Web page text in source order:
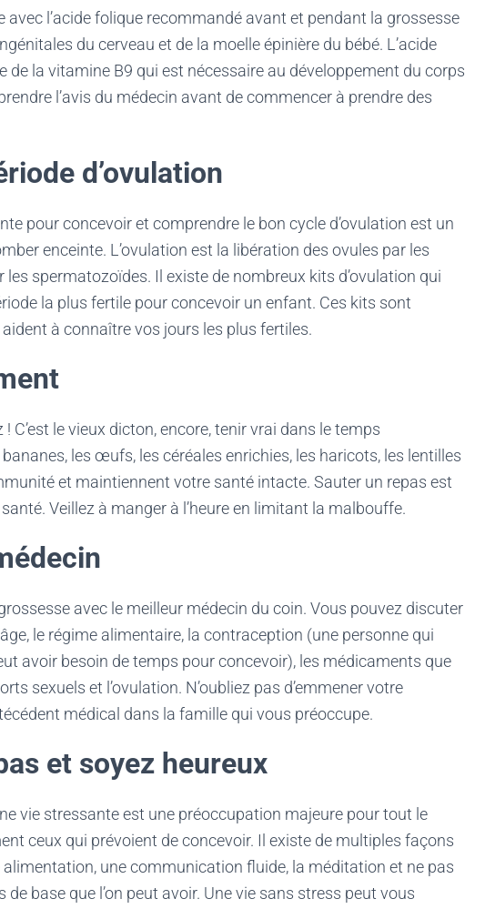
avec l’acide folique recommandé avant et pendant la grossesse
du cerveau et de la moelle épinière du bébé. L’acide
la vitamine B9 qui est nécessaire au développement du corps
l’avis du médecin avant de commencer à prendre des
d’ovulation
pour concevoir et comprendre le bon cycle d’ovulation est un
enceinte. L’ovulation est la libération des ovules par les
spermatozoïdes. Il existe de nombreux kits d’ovulation qui
la plus fertile pour concevoir un enfant. Ces kits sont
à connaître vos jours les plus fertiles.
C’est le vieux dicton, encore, tenir vrai dans le temps
bananes, les œufs, les céréales enrichies, les haricots, les lentilles
et maintiennent votre santé intacte. Sauter un repas est
Veillez à manger à l’heure en limitant la malbouffe.
avec le meilleur médecin du coin. Vous pouvez discuter
le régime alimentaire, la contraception (une personne qui
avoir besoin de temps pour concevoir), les médicaments que
sexuels et l’ovulation. N’oubliez pas d’emmener votre
médical dans la famille qui vous préoccupe.
et soyez heureux
vie stressante est une préoccupation majeure pour tout le
ceux qui prévoient de concevoir. Il existe de multiples façons
alimentation, une communication fluide, la méditation et ne pas
base que l’on peut avoir. Une vie sans stress peut vous